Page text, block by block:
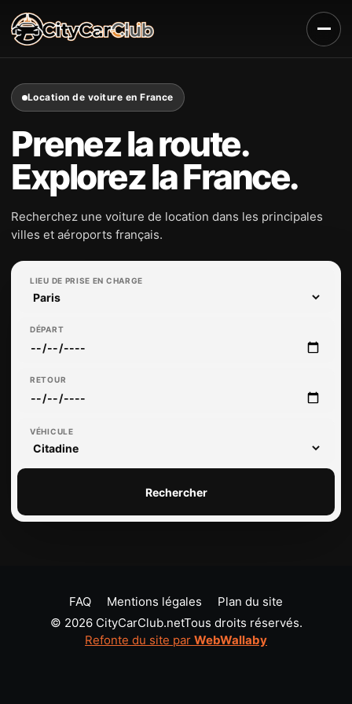
Aller
au
contenu
Location de voiture en France
Prenez la route.
Explorez la France.
Recherchez une voiture de location dans les principales
villes et aéroports français.
LIEU DE PRISE EN CHARGE
DÉPART
RETOUR
VÉHICULE
Rechercher
FAQ Mentions légales
Plan du site
© 2026 CityCarClub.netTous droits réservés.
Refonte du site par WebWallaby